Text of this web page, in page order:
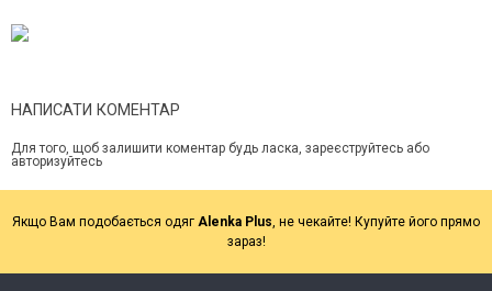
НАПИСАТИ КОМЕНТАР
Для того, щоб залишити коментар будь ласка, зареєструйтесь або
авторизуйтесь
Якщо Вам подобається одяг Alenka Plus, не чекайте! Купуйте його прямо
зараз!